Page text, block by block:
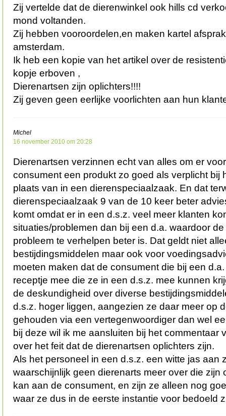
Zij vertelde dat de dierenwinkel ook hills cd
mond voltanden.
Zij hebben vooroordelen,en maken kartel
amsterdam.
Ik heb een kopie van het artikel over de
kopje erboven ,
Dierenartsen zijn oplichters!!!!
Zij geven geen eerlijke voorlichten aan hun
Michel
16 november 2010 om 20:28
Dierenartsen verzinnen echt van alles om er
consument een produkt zo goed als verplicht bij
plaats van in een dierenspeciaalzaak. En dat
dierenspeciaalzaak 9 van de 10 keer beter
komt omdat er in een d.s.z. veel meer klanten
situaties/problemen dan bij een d.a. waardoor
probleem te verhelpen beter is. Dat geldt niet
bestijdingsmiddelen maar ook voor
moeten maken dat de consument die bij een
receptje mee die ze in een d.s.z. mee kunnen
de deskundigheid over diverse
d.s.z. hoger liggen, aangezien ze daar meer op
gehouden via een vertegenwoordiger dan wel
bij deze wil ik me aansluiten bij het commentaar
over het feit dat de dierenartsen oplichters zijn.
Als het personeel in een d.s.z. een witte jas aan
waarschijnlijk geen dierenarts meer over die zijn
kan aan de consument, en zijn ze alleen nog
waar ze dus in de eerste instantie voor bedoeld